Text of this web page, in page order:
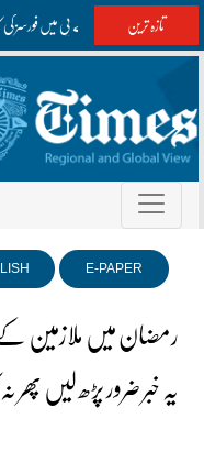
تازہ ترین بلوچستان اور کے پی میں فورسز کی کارروائیاں، 10
E-PAPER
رمضان میں ملازمین
یہ خبر ضرور پڑھ لیں پھر